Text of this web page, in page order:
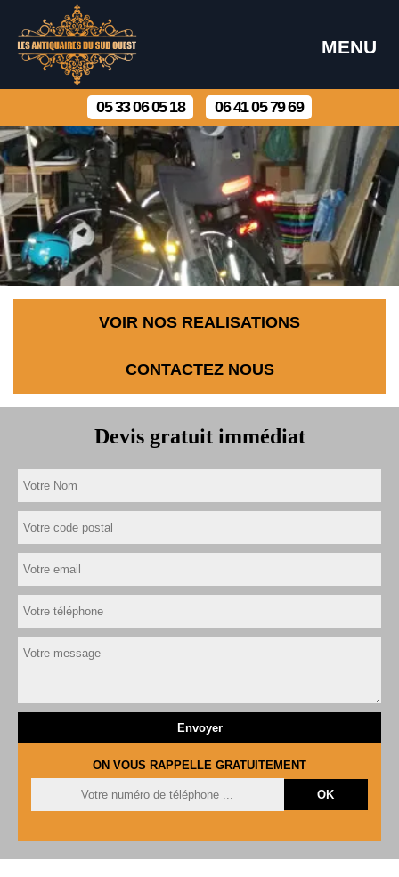
MENU
05 33 06 05 18 06 41 05 79 69
VOIR NOS REALISATIONS
CONTACTEZ NOUS
Devis gratuit immédiat
ON VOUS RAPPELLE GRATUITEMENT